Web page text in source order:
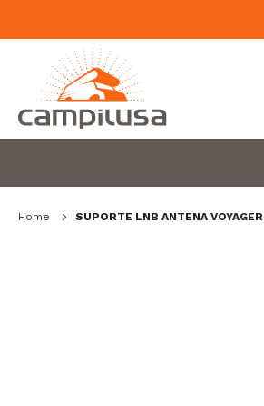
Home SUPORTE LNB ANTENA VOYAGER